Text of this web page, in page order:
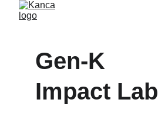
Gen-K
Impact Lab